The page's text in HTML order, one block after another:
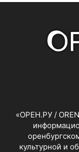
«ОРЕН.РУ /
культурной и